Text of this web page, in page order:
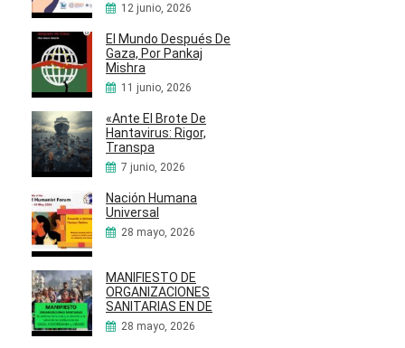
12 junio, 2026
El Mundo Después De
Gaza, Por Pankaj
Mishra
11 junio, 2026
«Ante El Brote De
Hantavirus: Rigor,
Transpa
7 junio, 2026
Nación Humana
Universal
28 mayo, 2026
MANIFIESTO DE
ORGANIZACIONES
SANITARIAS EN DE
28 mayo, 2026